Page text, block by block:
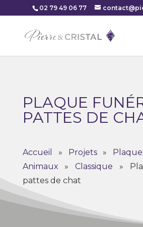
02 79 49 06 77
PLAQUE
PATTES DE
Accueil » Projets»
Animaux »Classique »
pattes de chat